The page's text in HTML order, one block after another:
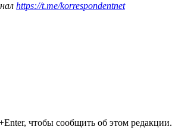
https://t.me/korrespondentnet
чтобы сообщить об этом редакции.